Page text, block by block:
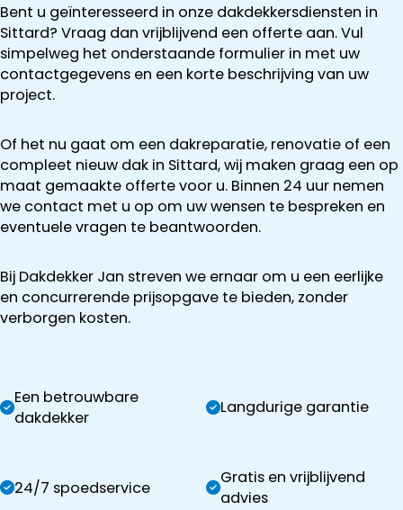
Bent u geïnteresseerd in onze dakdekkersdiensten in
Sittard? Vraag dan vrijblijvend een offerte aan. Vul
simpelweg het onderstaande formulier in met uw
contactgegevens en een korte beschrijving van uw
project.
Of het nu gaat om een dakreparatie, renovatie of een
compleet nieuw dak in Sittard, wij maken graag een op
maat gemaakte offerte voor u. Binnen 24 uur nemen
we contact met u op om uw wensen te bespreken en
eventuele vragen te beantwoorden.
Bij Dakdekker Jan streven we ernaar om u een eerlijke
en concurrerende prijsopgave te bieden, zonder
verborgen kosten.
Een betrouwbare
dakdekker
Langdurige garantie
24/7 spoedservice
Gratis en vrijblijvend
advies